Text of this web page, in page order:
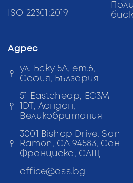
ISO 22301:2019
Адрес
ул. Баку 5А, ет.6,
София, България
51 Eastcheap, EC3M
1DT, Лондон,
Великобритания
3001 Bishop Drive, San
Ramon, CA 94583, Сан
Франциско, САЩ
office@dss.bg